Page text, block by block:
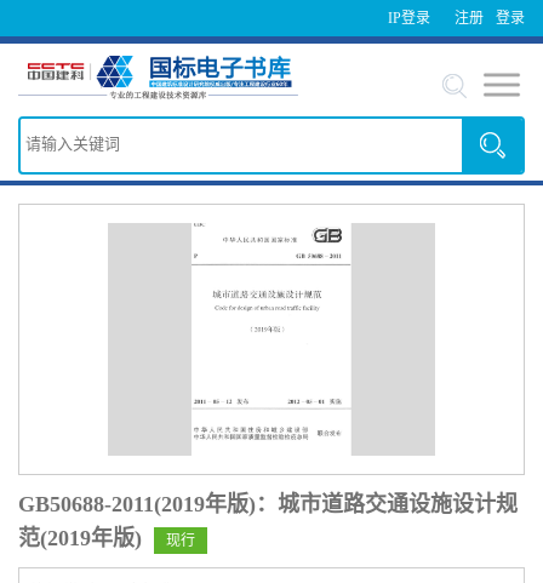
IP登录 登录
注册
GB50688-2011(2019年版)：城市道路交通设施设计规
范(2019年版)
现行